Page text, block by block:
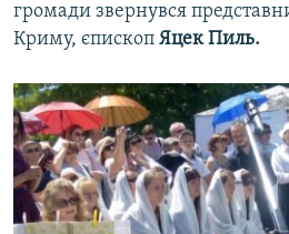
громади звернувся
Криму, єпископ Яцек Пиль.